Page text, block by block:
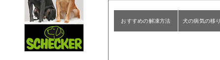
おすすめの解凍方法 犬の病気の移